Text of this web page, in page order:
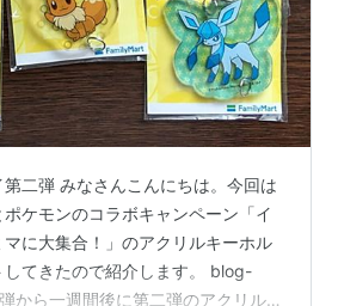
二弾 みなさんこんにちは。今回は
ケモンのコラボキャンペーン「イ
に大集合！」のアクリルキーホル
してきたので紹介します。 blog-
から一週間後に第二弾のアクリルキ